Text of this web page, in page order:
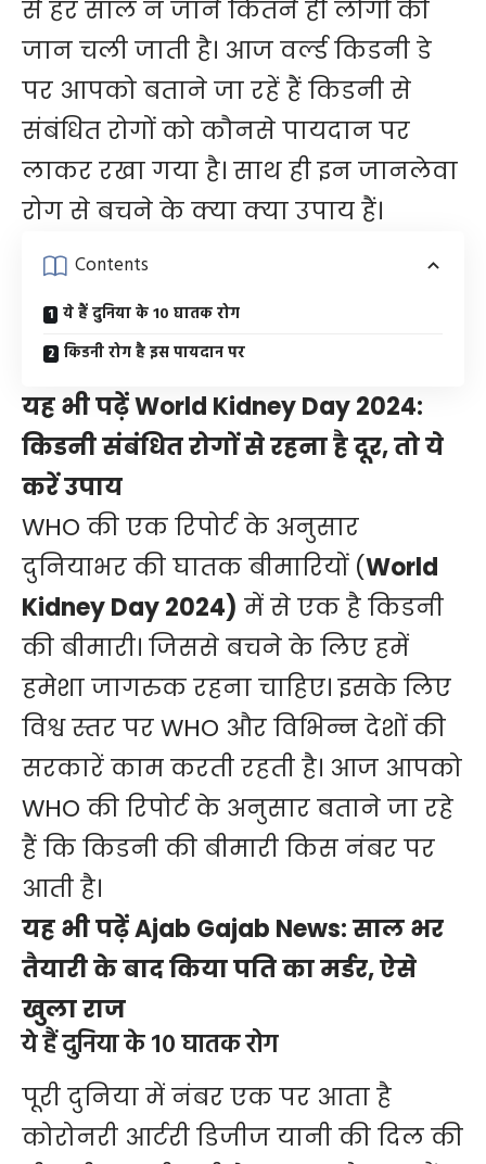
से हर साल न जानें कितने ही लोगों की
जान चली जाती है। आज वर्ल्ड किडनी डे
पर आपको बताने जा रहें हैं किडनी से
संबंधित रोगों को कौनसे पायदान पर
लाकर रखा गया है। साथ ही इन जानलेवा
रोग से बचने के क्या क्या उपाय हैं।
Contents
ये हैं दुनिया के 10 घातक रोग
किडनी रोग है इस पायदान पर
यह भी पढ़ेंWorld Kidney Day 2024:
किडनी संबंधित रोगों से रहना है दूर, तो ये
करें उपाय
WHO की एक रिपोर्ट के अनुसार
दुनियाभर की घातक बीमारियों (World
Kidney Day 2024) में से एक है किडनी
की बीमारी। जिससे बचने के लिए हमें
हमेशा जागरुक रहना चाहिए। इसके लिए
विश्व स्तर पर WHO और विभिन्न देशों की
सरकारें काम करती रहती है। आज आपको
WHO की रिपोर्ट के अनुसार बताने जा रहे
हैं कि किडनी की बीमारी किस नंबर पर
आती है।
यह भी पढ़ेंAjab Gajab News: साल भर
तैयारी के बाद किया पति का मर्डर, ऐसे
खुला राज
ये हैं दुनिया के 10 घातक रोग
पूरी दुनिया में नंबर एक पर आता है
कोरोनरी आर्टरीडिजीज यानी की दिल की